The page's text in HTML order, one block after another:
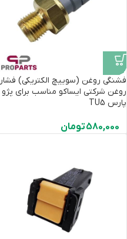
فشنگی روغن (سوییچ الکتریکی) فشار
روغن شرکتی ایساکو مناسب برای پژو
پارس TU5
580,000تومان